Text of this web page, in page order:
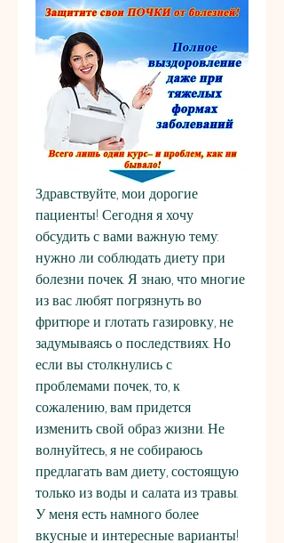
Здравствуйте, мои дорогие
пациенты! Сегодня я хочу
обсудить с вами важную тему:
нужно ли соблюдать диету при
болезни почек. Я знаю, что многие
из вас любят погрязнуть во
фритюре и глотать газировку, не
задумываясь о последствиях. Но
если вы столкнулись с
проблемами почек, то, к
сожалению, вам придется
изменить свой образ жизни. Не
волнуйтесь, я не собираюсь
предлагать вам диету, состоящую
только из воды и салата из травы.
У меня есть намного более
вкусные и интересные варианты!